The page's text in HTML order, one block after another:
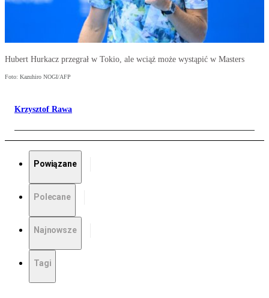
Hubert Hurkacz przegrał w Tokio, ale wciąż może wystąpić w Masters
Foto: Kazuhiro NOGI/AFP
Krzysztof Rawa
Powiązane
Polecane
Najnowsze
Tagi